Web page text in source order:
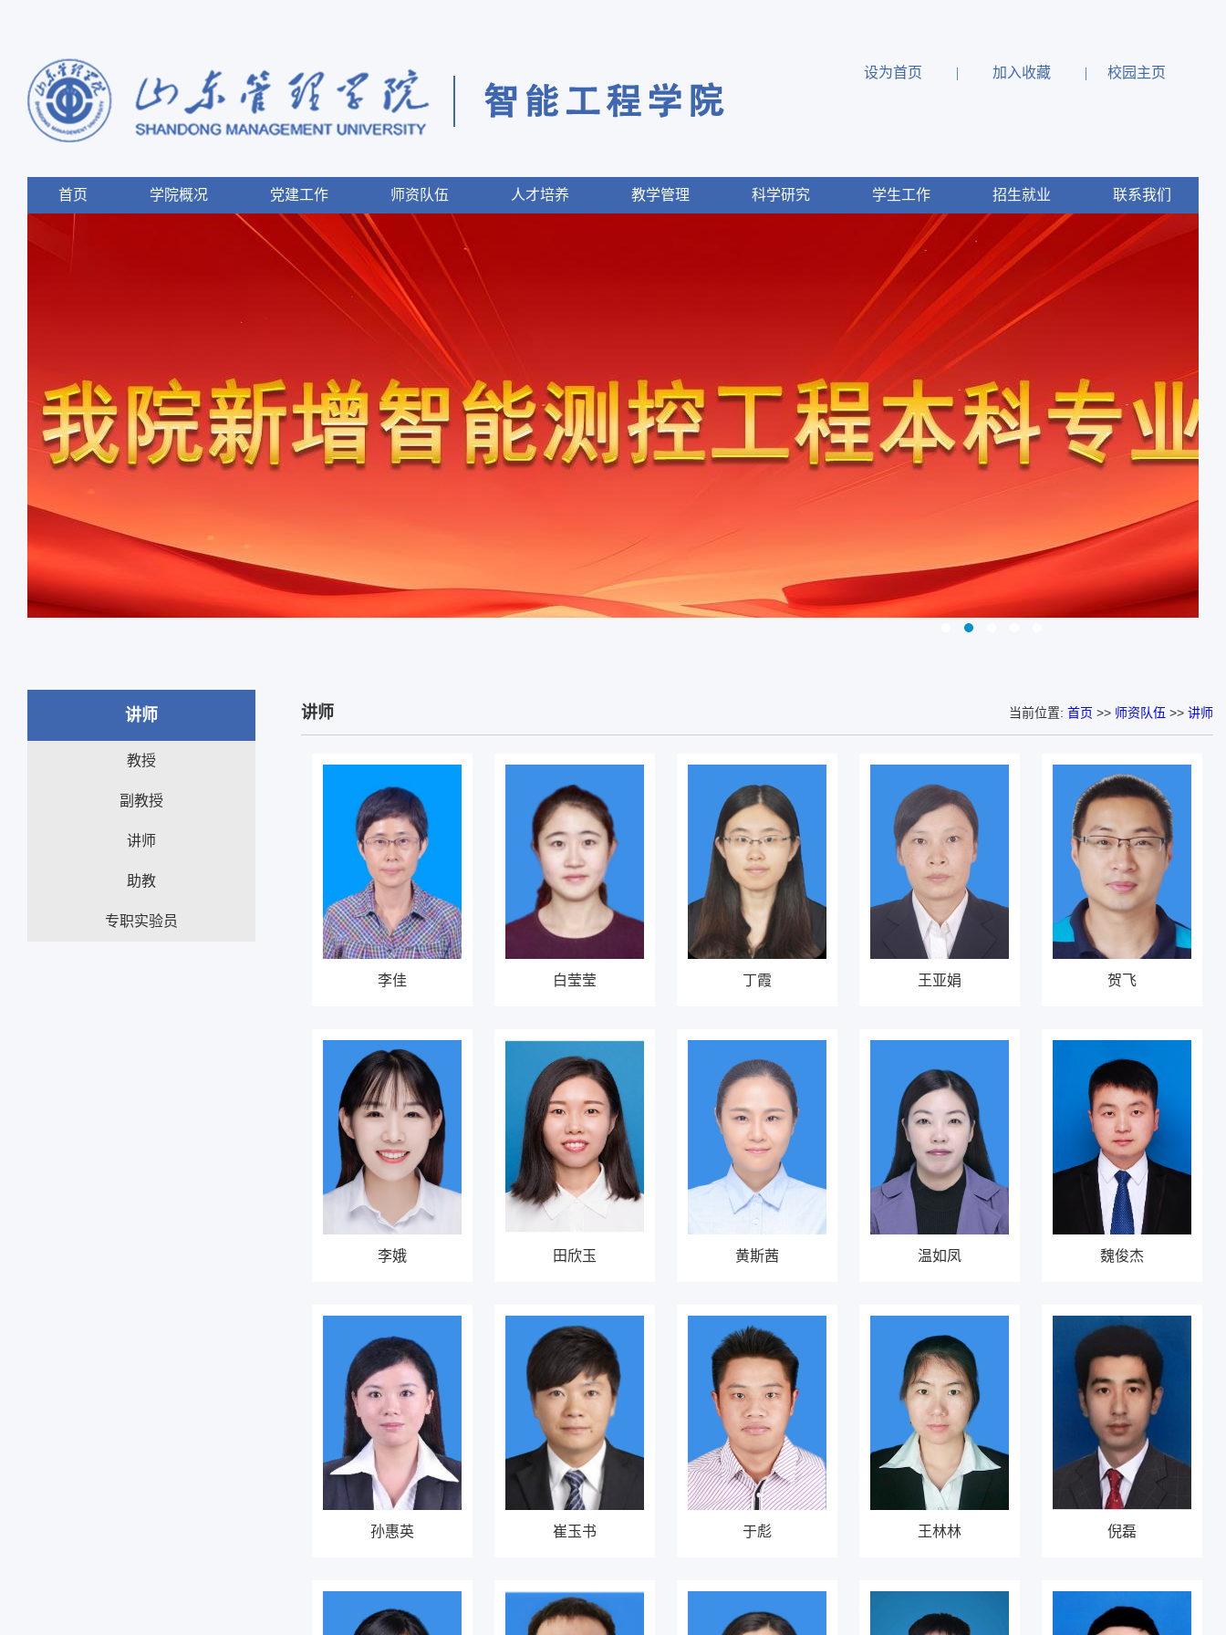
设为首页 | 加入收藏 | 校园主页
首页 学院概况 党建工作 师资队伍 人才培养 教学管理 科学研究 学生工作 招生就业 联系我们
讲师
教授
副教授
讲师
助教
专职实验员
讲师 当前位置: 首页 >> 师资队伍 >> 讲师
李佳 白莹莹 丁霞 王亚娟 贺飞
李娥 田欣玉 黄斯茜 温如凤 魏俊杰
孙惠英 崔玉书 于彪 王林林 倪磊